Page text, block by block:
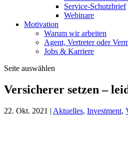
Service-Schutzbrief
Webinare
Motivation
Warum wir arbeiten
Agent, Vertreter oder
Jobs & Karriere
Seite auswählen
Versicherer setzen –
22. Okt. 2021 | Aktuelles, Investment,